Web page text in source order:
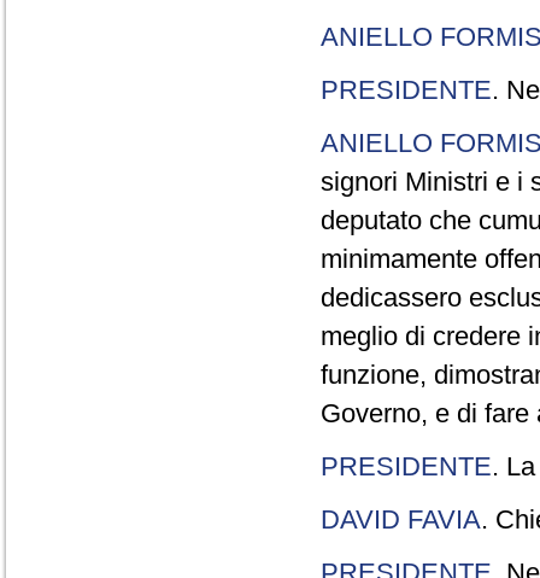
ANIELLO
PRESIDENTE.
ANIELLO
signori Ministri e i
deputato che
minimamente
dedicassero
meglio di credere
funzione,
Governo, e di
PRESIDENTE.
DAVID FAVIA.